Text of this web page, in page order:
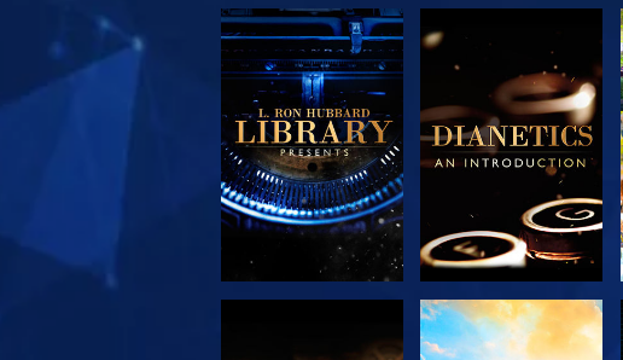
UTFORSKA
SERIEN
UTFORSKA
SERIEN